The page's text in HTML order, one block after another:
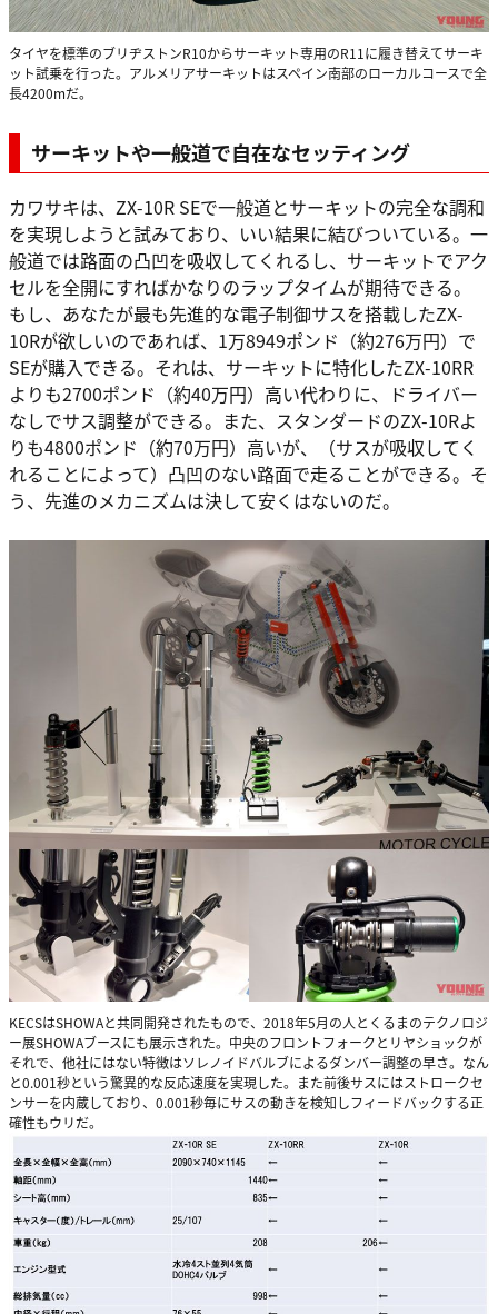
タイヤを標準のブリヂストンR10からサーキット専用のR11に履き替えてサーキ
ット試乗を行った。アルメリアサーキットはスペイン南部のローカルコースで全
長4200mだ。
サーキットや一般道で自在なセッティング
カワサキは、ZX-10R SEで一般道とサーキットの完全な調和
を実現しようと試みており、いい結果に結びついている。一
般道では路面の凸凹を吸収してくれるし、サーキットでアク
セルを全開にすればかなりのラップタイムが期待できる。
もし、あなたが最も先進的な電子制御サスを搭載したZX-
10Rが欲しいのであれば、1万8949ポンド（約276万円）で
SEが購入できる。それは、サーキットに特化したZX-10RR
よりも2700ポンド（約40万円）高い代わりに、ドライバー
なしでサス調整ができる。また、スタンダードのZX-10Rよ
りも4800ポンド（約70万円）高いが、（サスが吸収してく
れることによって）凸凹のない路面で走ることができる。そ
う、先進のメカニズムは決して安くはないのだ。
KECSはSHOWAと共同開発されたもので、2018年5月の人とくるまのテクノロジ
ー展SHOWAブースにも展示された。中央のフロントフォークとリヤショックが
それで、他社にはない特徴はソレノイドバルブによるダンバー調整の早さ。なん
と0.001秒という驚異的な反応速度を実現した。また前後サスにはストロークセ
ンサーを内蔵しており、0.001秒毎にサスの動きを検知しフィードバックする正
確性もウリだ。